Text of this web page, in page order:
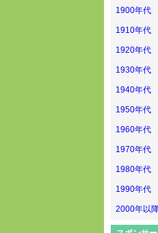
1900年代
1910年代
1920年代
1930年代
1940年代
1950年代
1960年代
1970年代
1980年代
1990年代
2000年以